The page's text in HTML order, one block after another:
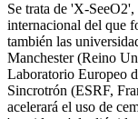
Se trata de 'X-
internacional del que
también las
Manchester (Reino
Laboratorio Europeo
Sincrotrón (ESRF,
acelerará el uso de